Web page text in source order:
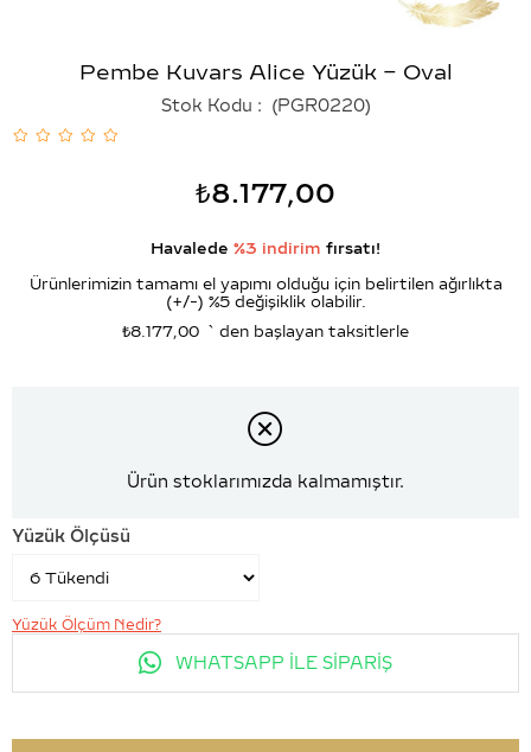
Pembe Kuvars Alice Yüzük – Oval
Stok Kodu (PGR0220)
₺8.177,00
Havalede %3 indirim fırsatı!
Ürünlerimizin tamamı el yapımı olduğu için belirtilen ağırlıkta
(+/-) %5 değişiklik olabilir.
₺8.177,00 `den başlayan taksitlerle
Ürün stoklarımızda kalmamıştır.
Yüzük Ölçüsü
Yüzük Ölçüm Nedir?
WHATSAPP İLE SİPARİŞ